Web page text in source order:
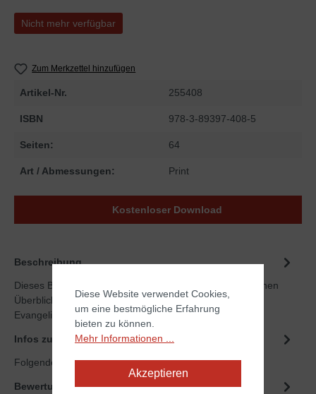
Nicht mehr verfügbar
Zum Merkzettel hinzufügen
Artikel-Nr. 255408
ISBN 978-3-89397-408-5
Seiten: 64
Art / Abmessungen: Print
Kostenloser Download
Beschreibung
Dieses Buch des praxiserfahrenen Bibellehrers bietet einen
Überblick über und eine Einführung in die Aufgabe der
Evangelisat…Mehr
Infos zum Autor
Folgende Infos zum Autor sind verfübar...Mehr
Bewertungen
Diese Website verwendet Cookies,
um eine bestmögliche Erfahrung
bieten zu können.
Mehr Informationen ...
Akzeptieren